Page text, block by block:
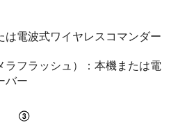
は電波式ワイヤレスコマンダー
ラフラッシュ）：本機または電
バー